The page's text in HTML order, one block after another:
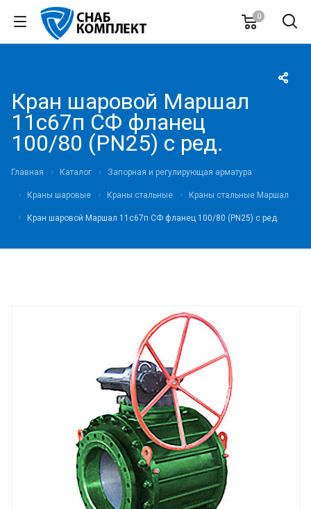
0
Кран шаровой Маршал
11с67п СФ фланец
100/80 (PN25) с ред.
Главная Каталог Запорная и регулирующая арматура
Краны шаровые Краны стальные Краны стальные Маршал
Кран шаровой Маршал 11с67п СФ фланец 100/80 (PN25) с ред.